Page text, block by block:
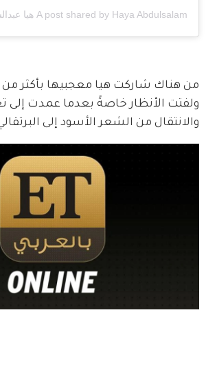
A post shared by Haya Abdulsalam هيا عبدالسلام
من هناك شاركت هيا معجبيها بأكثر من
ولفتت الأنظار خاصةً بعدما عمدت إلى
والانتقال من الشعر الأسود إلى